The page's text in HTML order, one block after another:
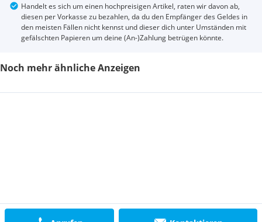
Handelt es sich um einen hochpreisigen Artikel, raten wir davon ab,
diesen per Vorkasse zu bezahlen, da du den Empfänger des Geldes in
den meisten Fällen nicht kennst und dieser dich unter Umständen mit
gefälschten Papieren um deine (An-)Zahlung betrügen könnte.
Noch mehr ähnliche Anzeigen